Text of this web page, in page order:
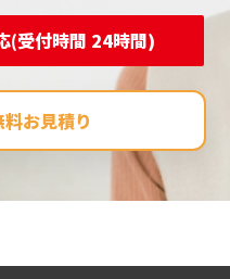
(受付時間 24時間)
お見積り